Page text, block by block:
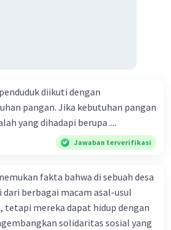
diikuti dengan
pangan. Jika kebutuhan pangan
yang dihadapi berupa ....
Jawaban terverifikasi
fakta bahwa di sebuah desa
berbagai macam asal-usul
tetapi mereka dapat hidup dengan
solidaritas sosial yang